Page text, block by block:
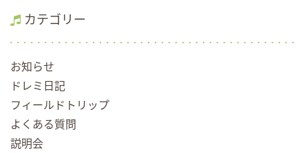
カテゴリー
お知らせ
ドレミ日記
フィールドトリップ
よくある質問
説明会